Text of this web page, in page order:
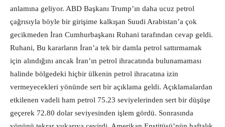
anlamına geliyor. ABD Başkanı Trump’ın daha ucuz petrol
çağrısıyla böyle bir girişime kalkışan Suudi Arabistan’a çok
gecikmeden İran Cumhurbaşkanı Ruhani tarafından cevap geldi.
Ruhani, Bu kararların İran’a tek bir damla petrol sattırmamak
için alındığını ancak İran’ın petrol ihracatında bulunamaması
halinde bölgedeki hiçbir ülkenin petrol ihracatına izin
vermeyecekleri yönünde sert bir açıklama geldi. Açıklamalardan
etkilenen vadeli ham petrol 75.23 seviyelerinden sert bir düşüşe
geçerek 72.80 dolar seviyesinden işlem gördü. Sonrasında